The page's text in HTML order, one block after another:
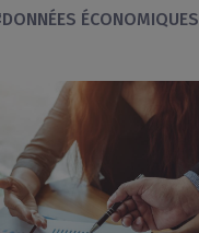
ÉCONOMIQUES